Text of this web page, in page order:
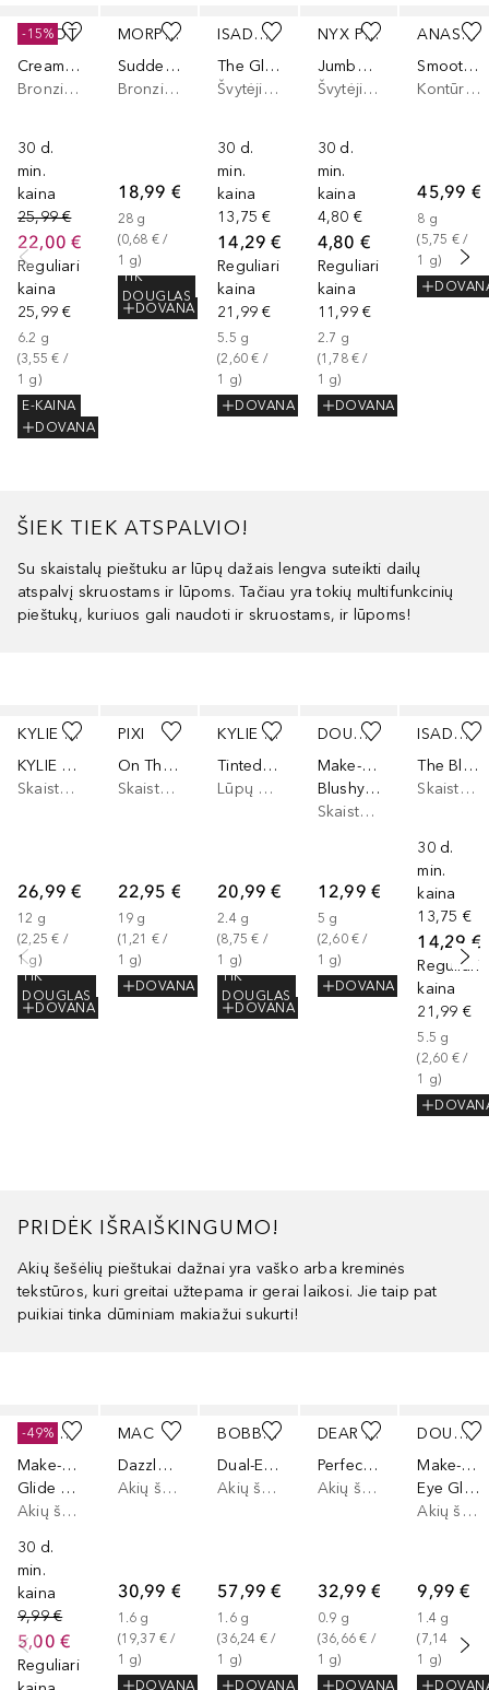
INGLOT
Cream Stick Bronzer
Bronzinanti pudra
30 d.
min.
kaina
25,99 €
22,00 €
Reguliari
kaina
25,99 €
6.2 g
(3,55 € /
1 g)
E-KAINA
DOVANA
-15%
MORPHE
Sudden Heat Creamy Stick
Bronzinanti pudra
18,99 €
28 g
(0,68 € /
1 g)
TIK
DOUGLAS
DOVANA
ISADORA
The Glow Stick
Švytėjimo suteikianti priemonė/highlighteris
30 d.
min.
kaina
13,75 €
14,29 €
Reguliari
kaina
21,99 €
5.5 g
(2,60 € /
1
g)
DOVANA
NYX PROFESSIONAL MAKEUP
Jumbo Highlighter Stick
Švytėjimo suteikianti priemonė/highlighteris
30 d.
min.
kaina
4,80 €
4,80 €
Reguliari
kaina
11,99 €
2.7 g
(1,78 € /
1 g)
DOVANA
ANASTASIA BEVERLY HILLS
Smooth Blur Contour Stick
Kontūravimo priemonė
45,99 €
8 g
(5,75 € /
1
g)
ŠIEK TIEK ATSPALVIO!
Su skaistalų pieštuku ar lūpų dažais lengva suteikti dailų
atspalvį skruostams ir lūpoms. Tačiau yra tokių multifunkcinių
pieštukų, kuriuos gali naudoti ir skruostams, ir lūpoms!
KYLIE COSMETICS
KYLIE COSMETICS Powder Blush Stick
Skaistalai, Akių ir skruostų dažai, Lūpų ir skruostų dažai
26,99 €
12 g
(2,25 € /
1 g)
TIK
DOUGLAS
DOVANA
PIXI
On The Glow Blush Tinted Moisturizer Stick
Skaistalai, Akių ir skruostų dažai, Lūpų ir skruostų dažai
22,95 €
19 g
(1,21 € /
1 g)
DOVANA
KYLIE COSMETICS
Tinted Butter Balm
Lūpų balzamas, Lūpų kremas
20,99 €
2.4 g
(8,75 € /
1
g)
TIK
DOUGLAS
DOVANA
DOUGLAS COLLECTION
Make-Up
Blushy Blush Lip & Cheek Stick
Skaistalai, Akių ir skruostų dažai, Lūpų ir skruostų dažai
12,99 €
5 g
(2,60 € /
1 g)
DOVANA
ISADORA
The Blush Stick
Skaistalai, Akių ir skruostų dažai, Lūpų ir skruostų dažai
30 d.
min.
kaina
13,75 €
14,29 €
Reguliari
kaina
21,99 €
5.5 g
(2,60 € /
1
g)
PRIDĖK IŠRAIŠKINGUMO!
Akių šešėlių pieštukai dažnai yra vaško arba kreminės
tekstūros, kuri greitai užtepama ir gerai laikosi. Jie taip pat
puikiai tinka dūminiam makiažui sukurti!
DOUGLAS COLLECTION
Make-Up
Glide & Shine Eyeshadow Stick
Akių šešėliai, Paletė
30 d.
min.
kaina
9,99 €
5,00 €
Reguliari
-49%
MAC
Dazzleshadow Eye Shadow Sticks
Akių šešėliai, Paletė
30,99 €
1.6 g
(19,37 € /
1 g)
DOVANA
BOBBI BROWN
Dual-Ended Long-Wear Cream Shadow Stick
Akių šešėliai, Paletė
57,99 €
1.6 g
(36,24 € /
1
g)
DOVANA
DEAR DAHLIA
Perfect Designing Shadow Stick
Akių šešėliai, Paletė
32,99 €
0.9 g
(36,66 € /
1 g)
DOVANA
DOUGLAS COLLECTION
Make-Up
Eye Glow Stick
Akių šešėliai, Paletė
9,99 €
1.4 g
(7,14 € /
1
g)